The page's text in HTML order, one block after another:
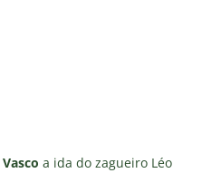
Vasco a ida do zagueiro Léo